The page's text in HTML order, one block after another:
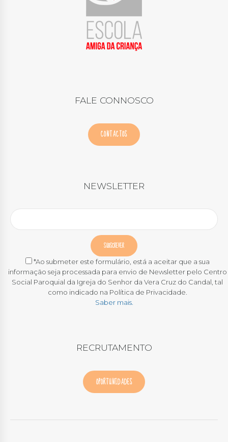
FALE CONNOSCO
CONTACTOS
NEWSLETTER
*Ao submeter este formulário, está a aceitar que a sua
informação seja processada para envio de Newsletter pelo Centro
Social Paroquial da Igreja do Senhor da Vera Cruz do Candal, tal
como indicado na Política de Privacidade.
Saber mais.
RECRUTAMENTO
OPORTUNIDADES